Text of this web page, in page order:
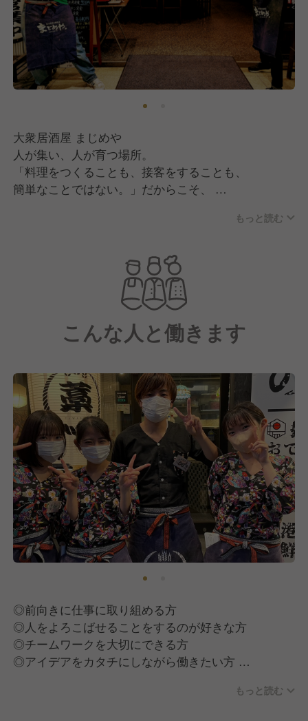
大衆居酒屋 まじめや
人が集い、人が育つ場所。
「料理をつくることも、接客をすることも、
簡単なことではない。」だからこそ、
でも、手間を惜しまず、心を込める
ことでしか生まれない味がある。
お客様の笑顔や「また来るわ」の一言は、
その積み重ねの先にしかありません。
まじめやは、そんな“当たり前”を、
そしてこれからも、そんな人たちが
集う場所でありたいと考えています。
飲食の世界で生きていきたい人。
地域に根ざしたお店づくりに本気で
向き合いたい人。仲間と切磋琢磨しながら、
自分自身も成長したい人。
求めるのは、器用さでも特別な才能でもありません。
必要なのは「まじめに働く覚悟」だけです。
この場所で、誰かの“特別な日常”をつくり続ける。
そんな仕事を、あなたの生き方にしませんか。
もっと読む
こんな人と働きます
◎前向きに仕事に取り組める方
◎人をよろこばせることをするのが好きな方
◎チームワークを大切にできる方
◎アイデアをカタチにしながら働きたい方
もっと読む